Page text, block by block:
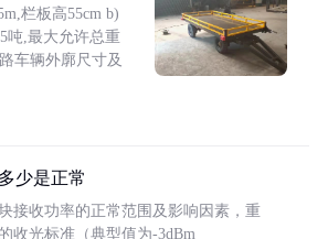
栏板高55cm b)
吨,最大允许总重
车辆外廓尺寸及
少是正常
接收功率的正常范围及影响因素，重
收光标准（典型值为-3dBm